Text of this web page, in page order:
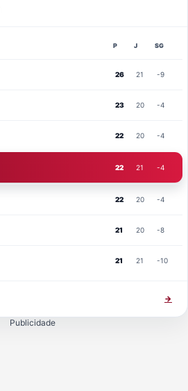
P J SG
26 21 -9
23 20 -4
22 20 -4
22 21 -4
22 20 -4
21 20 -8
21 21 -10
→
Publicidade